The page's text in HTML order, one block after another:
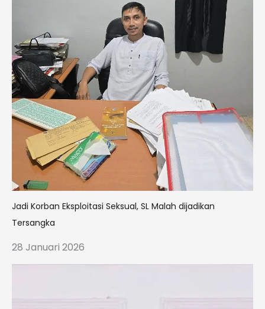
Jadi Korban Eksploitasi Seksual, SL Malah dijadikan
Tersangka
28 Januari 2026